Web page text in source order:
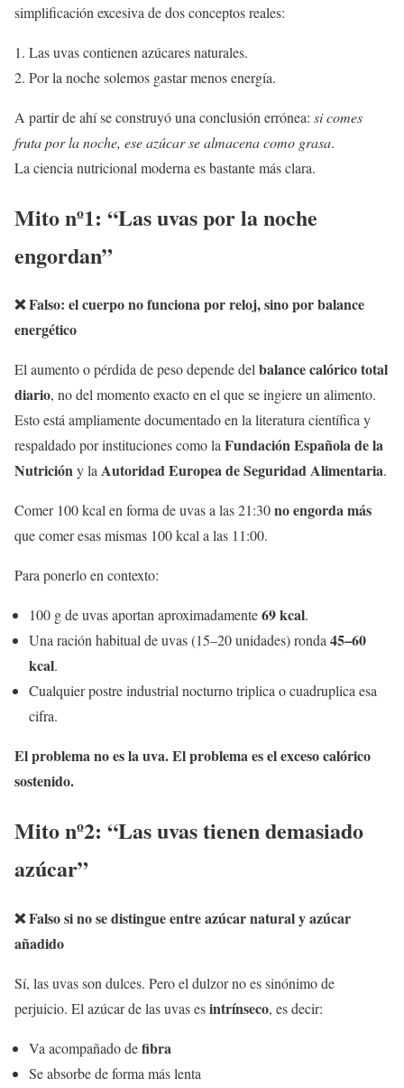
simplificación excesiva de dos conceptos reales:
Las uvas contienen azúcares naturales.
Por la noche solemos gastar menos energía.
A partir de ahí se construyó una conclusión errónea: si comes
fruta por la noche, ese azúcar se almacena como grasa.
La ciencia nutricional moderna es bastante más clara.
Mito nº1: “Las uvas por la noche
engordan”
❌Falso: el cuerpo no funciona por reloj, sino por balance
energético
El aumento o pérdida de peso depende delbalance calórico total
diario, no del momento exacto en el que se ingiere un alimento.
Esto está ampliamente documentado en la literatura científica y
respaldado por instituciones como laFundación Española de la
Nutricióny laAutoridad Europea de Seguridad Alimentaria.
Comer 100 kcal en forma de uvas a las 21:30no engorda más
que comer esas mismas 100 kcal a las 11:00.
Para ponerlo en contexto:
100 g de uvas aportan aproximadamente69 kcal.
Una ración habitual de uvas (15–20 unidades) ronda45–60
kcal.
Cualquier postre industrial nocturno triplica o cuadruplica esa
cifra.
El problema no es la uva. El problema es el exceso calórico
sostenido.
Mito nº2: “Las uvas tienen demasiado
azúcar”
❌Falso si no se distingue entre azúcar natural y azúcar
añadido
Sí, las uvas son dulces. Pero el dulzor no es sinónimo de
perjuicio. El azúcar de las uvas esintrínseco, es decir:
Va acompañado defibra
Se absorbe de forma más lenta